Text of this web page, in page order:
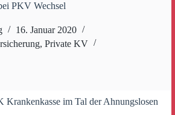
PKV Wechsel
16. Januar 2020
, Private KV
im Tal der Ahnungslosen